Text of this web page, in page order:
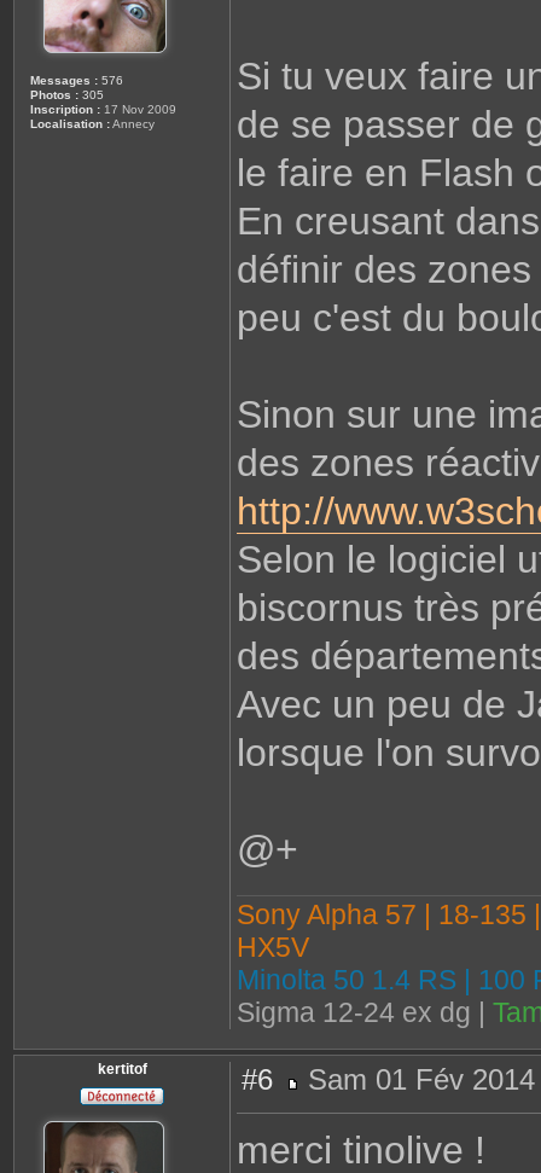
r
u
t
Messages : 576
Photos : 305
Inscription : 17 Nov 2009
Localisation :Annecy
Si tu veux faire
de se passer de
le faire en Flash
En creusant
définir des
peu c'est du
Sinon sur une
des zones
http://
Selon le logiciel
biscornus très
des
Avec un peu de
lorsque l'on
@+
Sony Alpha 57 | 18-135
HX5V
Minolta 50 1.4 RS | 100
Sigma 12-24 ex dg |
kertitof #6
e
a
Sam 01 Fév
merci tinolive !